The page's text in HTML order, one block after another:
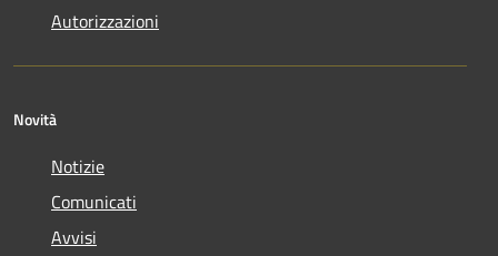
Autorizzazioni
Novità
Notizie
Comunicati
Avvisi